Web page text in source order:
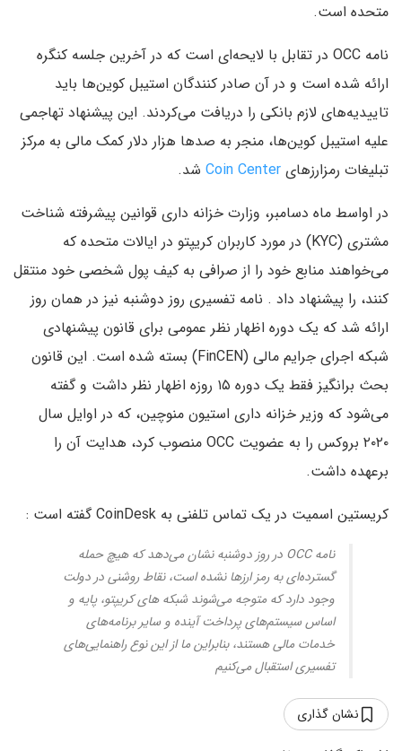
متحده است.
نامه OCC در تقابل با لایحه‌ای است که در آخرین جلسه کنگره
ارائه شده است و در آن صادر کنندگان استیبل کوین‌ها باید
تاییدیه‌های لازم بانکی را دریافت می‌کردند. این پیشنهاد تهاجمی
علیه استیبل کوین‌ها، منجر به صد‌ها هزار دلار کمک مالی به مرکز
تبلیغات رمزارزهای Coin Center شد.
در اواسط ماه دسامبر، وزارت خزانه داری قوانین پیشرفته شناخت
مشتری (KYC) در مورد کاربران کریپتو در ایالات متحده که
می‌خواهند منابع خود را از صرافی به کیف پول شخصی خود منتقل
کنند، را پیشنهاد داد . نامه تفسیری روز دوشنبه نیز در همان روز
ارائه شد که یک دوره اظهار نظر عمومی برای قانون پیشنهادی
شبکه اجرای جرایم مالی (FinCEN) بسته شده است. این قانون
بحث برانگیز فقط یک دوره ۱۵ روزه اظهار نظر داشت و گفته
می‌شود که وزیر خزانه داری استیون منوچین، که در اوایل سال
۲۰۲۰ بروکس را به عضویت OCC منصوب کرد، هدایت آن را
برعهده داشت.
کریستین اسمیت در یک تماس تلفنی به CoinDesk گفته است :
نامه OCC در روز دوشنبه نشان می‌دهد که هیچ حمله
گسترده‌ای به رمز ارزها نشده است، نقاط روشنی در دولت
وجود دارد که متوجه می‌شوند شبکه های کریپتو، پایه و
اساس سیستم‌های پرداخت آینده و سایر برنامه‌های
خدمات مالی هستند، بنابراین ما از این نوع راهنمایی‌های
تفسیری استقبال می‌کنیم
نشان گذاری